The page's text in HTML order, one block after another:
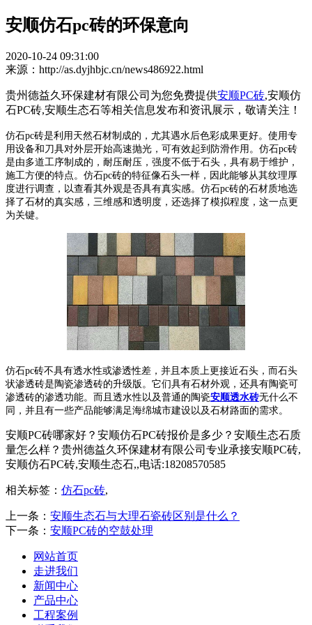
安顺仿石pc砖的环保意向
2020-10-24 09:31:00
来源：http://as.dyjhbjc.cn/news486922.html
贵州德益久环保建材有限公司为您免费提供安顺PC砖,安顺仿
石PC砖,安顺生态石等相关信息发布和资讯展示，敬请关注！
仿石pc砖是利用天然石材制成的，尤其遇水后色彩成果更好。使用专
用设备和刀具对外层开始高速抛光，可有效起到防滑作用。仿石pc砖
是由多道工序制成的，耐压耐压，强度不低于石头，具有易于维护，
施工方便的特点。仿石pc砖的特征像石头一样，因此能够从其纹理厚
度进行调查，以查看其外观是否具有真实感。仿石pc砖的石材质地选
择了石材的真实感，三维感和透明度，还选择了模拟程度，这一点更
为关键。
仿石pc砖不具有透水性或渗透性差，并且本质上更接近石头，而石头
状渗透砖是陶瓷渗透砖的升级版。它们具有石材外观，还具有陶瓷可
渗透砖的渗透功能。而且透水性以及普通的陶瓷安顺透水砖无什么不
同，并且有一些产品能够满足海绵城市建设以及石材路面的需求。
安顺PC砖哪家好？安顺仿石PC砖报价是多少？安顺生态石质
量怎么样？贵州德益久环保建材有限公司专业承接安顺PC砖,
安顺仿石PC砖,安顺生态石,,电话:18208570585
相关标签： 仿石pc砖,
上一条： 安顺生态石与大理石瓷砖区别是什么？
下一条： 安顺PC砖的空鼓处理
网站首页
走进我们
新闻中心
产品中心
工程案例